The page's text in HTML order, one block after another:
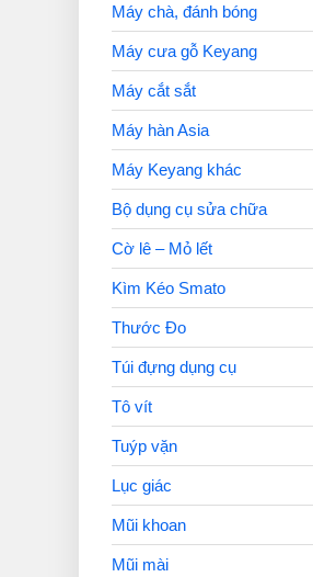
Máy chà, đánh bóng
Máy cưa gỗ Keyang
Máy cắt sắt
Máy hàn Asia
Máy Keyang khác
Bộ dụng cụ sửa chữa
Cờ lê – Mỏ lết
Kìm Kéo Smato
Thước Đo
Túi đựng dụng cụ
Tô vít
Tuýp vặn
Lục giác
Mũi khoan
Mũi mài